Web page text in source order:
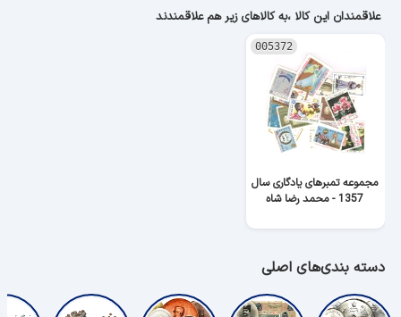
علاقمندان این کالا ،به کالاهای زیر هم علاقمندند
005372
مجموعه تمبرهای یادگاری سال
1357 - محمد رضا شاه
دسته بندی‌های اصلی